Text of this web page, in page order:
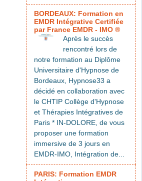
BORDEAUX: Formation en
EMDR Intégrative Certifiée
par France EMDR - IMO ®
Après le succès
rencontré lors de
notre formation au Diplôme
Universitaire d'Hypnose de
Bordeaux, Hypnose33 a
décidé en collaboration avec
le CHTIP Collège d'Hypnose
et Thérapies Intégratives de
Paris * IN-DOLORE, de vous
proposer une formation
immersive de 3 jours en
EMDR-IMO, Intégration de...
PARIS: Formation EMDR